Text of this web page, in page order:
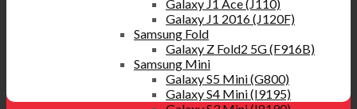
Galaxy J1 Ace (J110)
Galaxy J1 2016 (J120F)
Samsung Fold
Galaxy Z Fold2 5G (F916B)
Samsung Mini
Galaxy S5 Mini (G800)
Galaxy S4 Mini (I9195)